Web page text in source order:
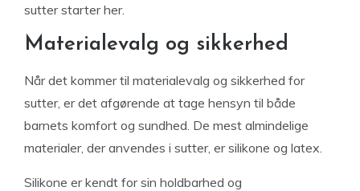
sutter starter her.
Materialevalg og sikkerhed
Når det kommer til materialevalg og sikkerhed for
sutter, er det afgørende at tage hensyn til både
barnets komfort og sundhed. De mest almindelige
materialer, der anvendes i sutter, er silikone og latex.
Silikone er kendt for sin holdbarhed og